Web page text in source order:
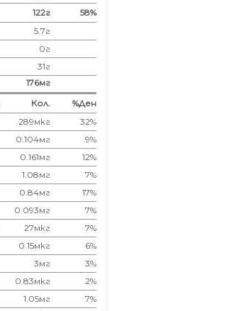
122г
58%
5.7г
0г
31г
176мг
Кол.
%Ден
289мкг
32%
0.104мг
9%
0.161мг
12%
1.08мг
7%
0.84мг
17%
0.093мг
7%
27мкг
7%
0.15мкг
6%
3мг
3%
0.83мкг
2%
1.05мг
7%